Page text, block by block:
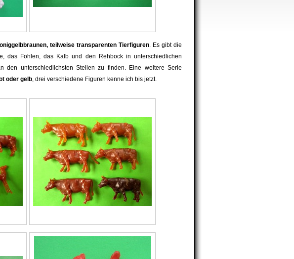
teilweise transparenten Tierfiguren. Es gibt die
das Fohlen, das Kalb und den Rehbock in unterschiedlichen
den unterschiedlichsten Stellen zu finden. Eine weitere Serie
oder gelb, drei verschiedene Figuren kenne ich bis jetzt.